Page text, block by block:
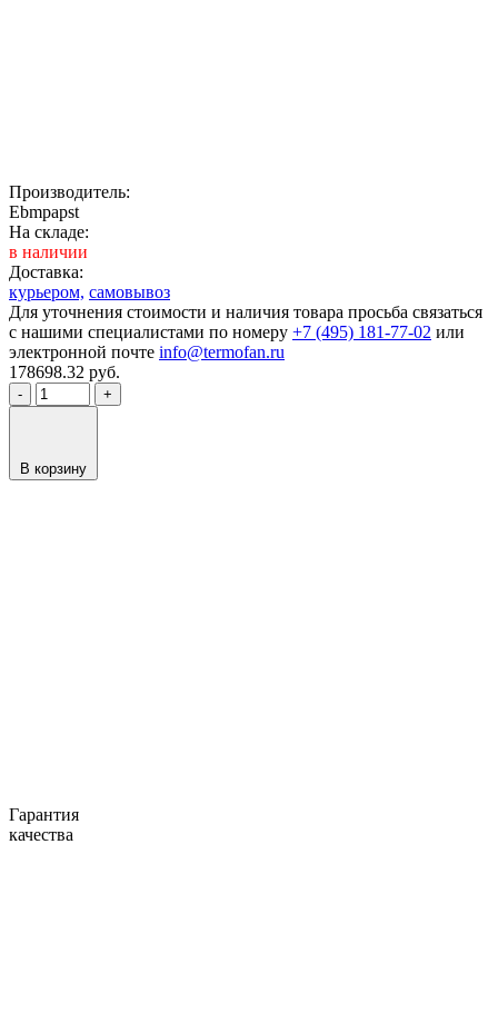
Производитель:
Ebmpapst
На складе:
в наличии
Доставка:
курьером, самовывоз
Для уточнения стоимости и наличия товара просьба связаться
с нашими специалистами по номеру +7 (495) 181-77-02 или
электронной почте info@termofan.ru
178698.32 руб.
- +
В корзину
Гарантия
качества